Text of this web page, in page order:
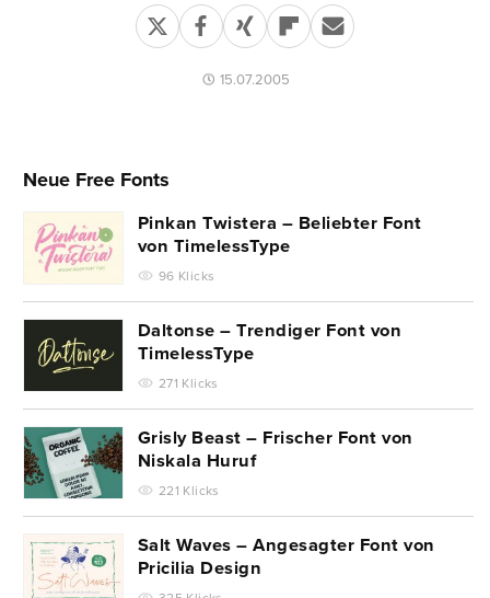
15.07.2005
Neue Free Fonts
Pinkan Twistera – Beliebter Font
von TimelessType
96 Klicks
Daltonse – Trendiger Font von
TimelessType
271 Klicks
Grisly Beast – Frischer Font von
Niskala Huruf
221 Klicks
Salt Waves – Angesagter Font von
Pricilia Design